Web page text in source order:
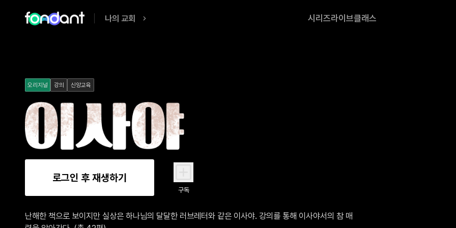
나의 교회 시리즈라이브클래스
오리지널 강의 신앙교육
로그인 후 재생하기
구독
난해한 책으로 보이지만 실상은 하나님의 달달한 러브레터와 같은 이사야. 강의를 통해 이사야서의 참 매